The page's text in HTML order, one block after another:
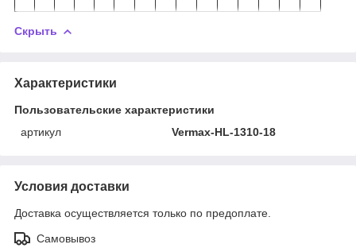
Скрыть
Характеристики
Пользовательские характеристики
артикул
Vermax-HL-1310-18
Условия доставки
Доставка осуществляется только по предоплате.
Самовывоз